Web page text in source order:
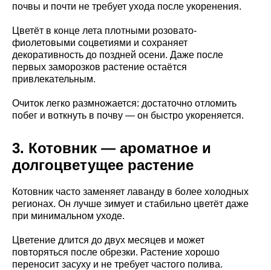
почвы и почти не требует ухода после укоренения.
Цветёт в конце лета плотными розовато-
фиолетовыми соцветиями и сохраняет
декоративность до поздней осени. Даже после
первых заморозков растение остаётся
привлекательным.
Очиток легко размножается: достаточно отломить
побег и воткнуть в почву — он быстро укореняется.
3. Котовник — ароматное и
долгоцветущее растение
Котовник часто заменяет лаванду в более холодных
регионах. Он лучше зимует и стабильно цветёт даже
при минимальном уходе.
Цветение длится до двух месяцев и может
повторяться после обрезки. Растение хорошо
переносит засуху и не требует частого полива.